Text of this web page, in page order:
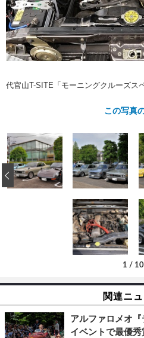
鈑金・塗装
ヘッドライト磨き
フィルム・ラッピング
小キズ直し
特集記事
ストップ 不具合修理＆粗悪修理
カ
ショップ紹介
ショップレポート
レストア
カーメーカー「旧車」関連プロジ
イベント
代官山T-SITE「モーニングクルーズス
この写真
1 / 10
‹
関連ニ
アルファロメオ
イベントで最優秀